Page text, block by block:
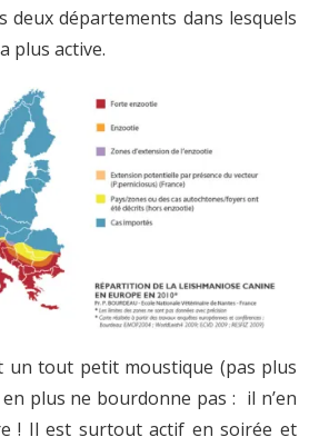
deux départements dans lesquels
plus active.
un tout petit moustique (pas plus
plus ne bourdonne pas : il n’en
! Il est surtout actif en soirée et